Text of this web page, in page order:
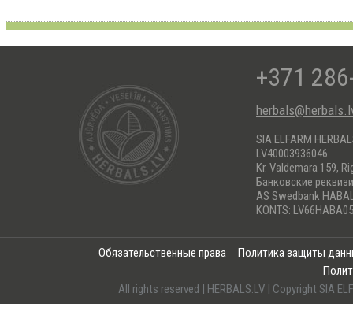
+371
SIA ELFARM
LV40003936046
Kr. Valdemara 159,
Банковские
AS Swedbank
KONTS:
Обязательственные права
Политика защиты
All rights reserved | HERBALS.LV | Copyright SIA